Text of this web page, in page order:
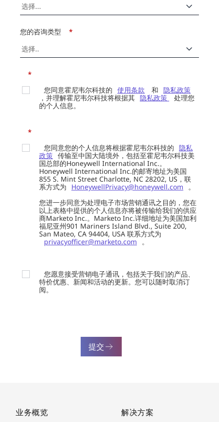
*
您的咨询类型
*
您同意霍尼韦尔科技的 使用条款 和 隐私政策
，并理解霍尼韦尔科技将根据其 隐私政策
处理您
的个人信息。
*
您同意您的个人信息将根据霍尼韦尔科技的 隐私
政策 传输至中国大陆境外，包括至霍尼韦尔科技美
国总部的Honeywell International Inc.。
Honeywell International Inc.的邮寄地址为美国
855 S. Mint Street Charlotte, NC 28202, US，联
系方式为
HoneywellPrivacy@honeywell.com
。
您进一步同意为处理电子市场营销通讯之目的，您在
以上表格中提供的个人信息亦将被传输给我们的供应
商Marketo Inc.。Marketo Inc.详细地址为美国加利
福尼亚州901 Mariners Island Blvd., Suite 200,
San Mateo, CA 94404, USA 联系方式为
privacyofficer@marketo.com
。
您愿意接受营销电子通讯，包括关于我们的产品、
特价优惠、新闻和活动的更新。您可以随时取消订
阅。
提交
业务概览
解决方案